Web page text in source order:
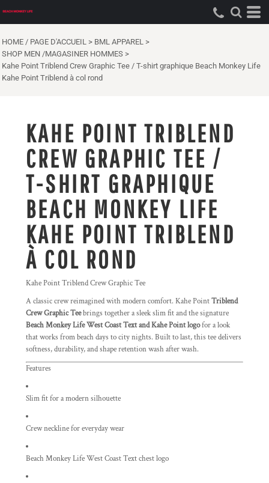
HOME / PAGE D'ACCUEIL > BML APPAREL >
SHOP MEN /MAGASINER HOMMES >
Kahe Point Triblend Crew Graphic Tee / T-shirt graphique Beach Monkey Life
Kahe Point Triblend à col rond
KAHE POINT TRIBLEND
CREW GRAPHIC TEE /
T-SHIRT GRAPHIQUE
BEACH MONKEY LIFE
KAHE POINT TRIBLEND
À COL ROND
Kahe Point Triblend Crew Graphic Tee
A classic crew reimagined with modern comfort. Kahe PointTriblend
Crew Graphic Teebrings together a sleek slim fit and the signature
Beach Monkey Life West Coast Text and Kahe Point logofor a look
that works from beach days to city nights. Built to last, this tee delivers
softness, durability, and shape retention wash after wash.
Features
Slim fit for a modern silhouette
Crew neckline for everyday wear
Beach Monkey Life West Coast Text chest logo